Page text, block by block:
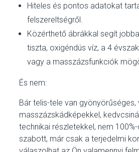
Hiteles és pontos adatokat
felszereltségről.
Közérthető ábrákkal segít
tiszta, oxigéndús víz, a 4
vagy a masszázsfunkciók
És nem:
Bár telis-tele van gyönyörűséges,
masszázskádképekkel,
technikai részletekkel, nem
szabott, már csak a terjedelmi